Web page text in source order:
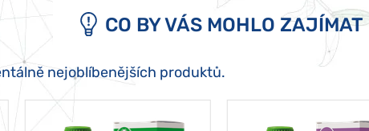
CO BY VÁS MOHLO ZAJÍMAT
nejoblíbenějších produktů.